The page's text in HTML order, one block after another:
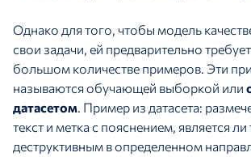
Однако для того, чтобы модель
свои задачи, ей предварительно
большом количестве примеров. Эти
называются обучающей выборкой или
датасетом. Пример из датасета:
текст и метка с пояснением, является ли
деструктивным в определенном